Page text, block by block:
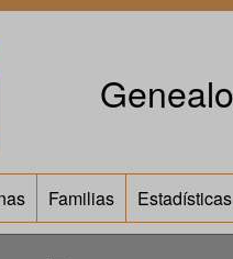
Familias Estadísticas